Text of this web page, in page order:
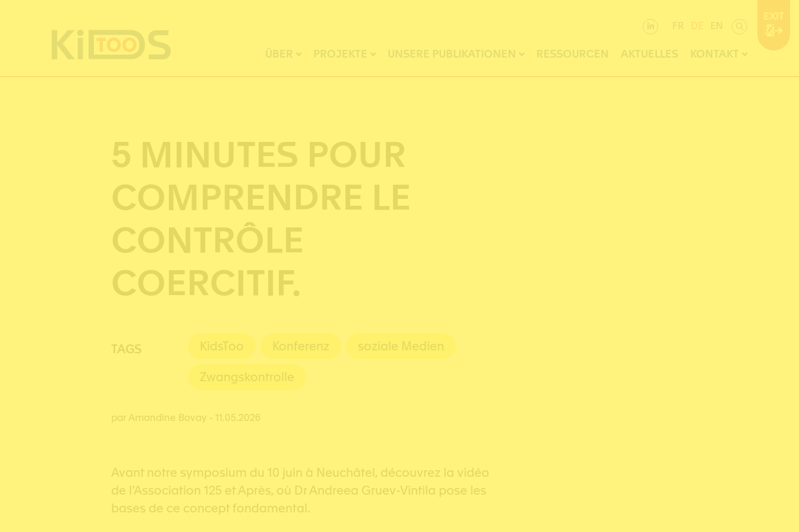
FR EN
ÜBER PROJEKTE UNSERE PUBLIKATIONEN RESSOURCEN AKTUELLES KONTAKT
5 MINUTES POUR
COMPRENDRE LE
CONTRÔLE
COERCITIF.
TAGS KidsToo Konferenz soziale Medien
Zwangskontrolle
par Amandine Bovay - 11.05.2026
Avant notre symposium du 10 juin à Neuchâtel, découvrez la vidéo
de l’Association 125 et Après, où Dr Andreea Gruev-Vintila pose les
bases de ce concept fondamental.